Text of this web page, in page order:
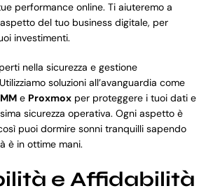
performance online. Ti aiuteremo a
del tuo business digitale, per
investimenti.
nella sicurezza e gestione
soluzioni all’avanguardia come
e Proxmoxper proteggere i tuoi dati e
sicurezza operativa. Ogni aspetto è
puoi dormire sonni tranquilli sapendo
è in ottime mani.
e Affidabilità